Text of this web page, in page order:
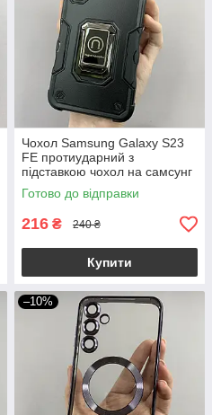
Чохол Samsung Galaxy S23
FE протиударний з
підставкою чохол на самсунг
с23 фе чорний c6u
Готово до відправки
216 ₴ 240 ₴
Купити
–10%